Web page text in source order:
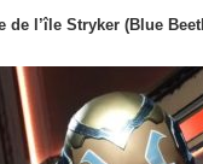
de l’île Stryker (Blue